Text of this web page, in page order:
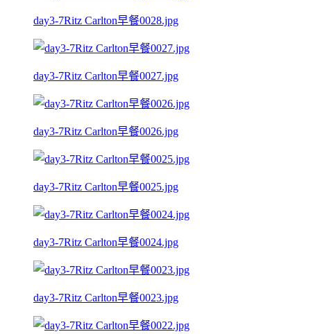
day3-7Ritz Carlton早餐0028.jpg
day3-7Ritz Carlton早餐0027.jpg
day3-7Ritz Carlton早餐0026.jpg
day3-7Ritz Carlton早餐0025.jpg
day3-7Ritz Carlton早餐0024.jpg
day3-7Ritz Carlton早餐0023.jpg